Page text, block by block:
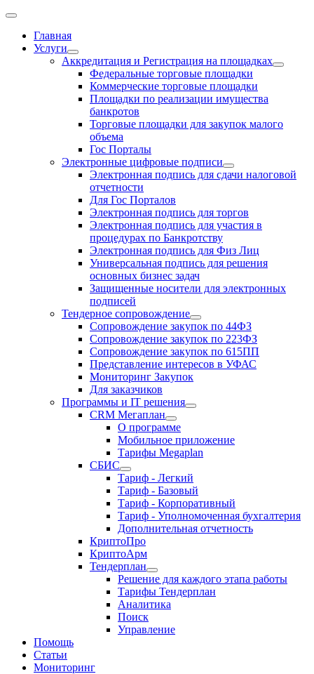
Главная
Услуги
Аккредитация и Регистрация на площадках
Федеральные торговые площадки
Коммерческие торговые площадки
Площадки по реализации имущества
банкротов
Торговые площадки для закупок малого
объема
Гос Порталы
Электронные цифровые подписи
Электронная подпись для сдачи налоговой
отчетности
Для Гос Порталов
Электронная подпись для торгов
Электронная подпись для участия в
процедурах по Банкротству
Электронная подпись для Физ Лиц
Универсальная подпись для решения
основных бизнес задач
Защищенные носители для электронных
подписей
Тендерное сопровождение
Сопровождение закупок по 44ФЗ
Сопровождение закупок по 223ФЗ
Сопровождение закупок по 615ПП
Представление интересов в УФАС
Мониторинг Закупок
Для заказчиков
Программы и IT решения
CRM Мегаплан
О программе
Мобильное приложение
Тарифы Megaplan
СБИС
Тариф - Легкий
Тариф - Базовый
Тариф - Корпоративный
Тариф - Уполномоченная бухгалтерия
Дополнительная отчетность
КриптоПро
КриптоАрм
Тендерплан
Решение для каждого этапа работы
Тарифы Тендерплан
Аналитика
Поиск
Управление
Помощь
Статьи
Мониторинг